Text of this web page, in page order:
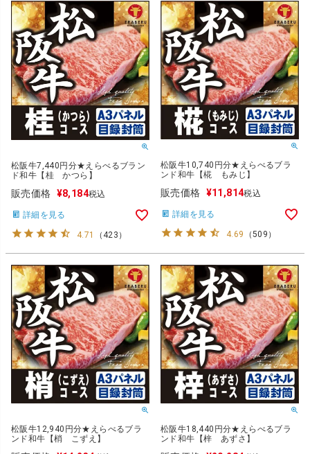
松阪牛7,440円分★えらべるブラン
ド和牛【桂 かつら】
販売価格 ¥8,184税込
詳細を見る
4.71 （ 423 ）
松阪牛10,740円分★えらべるブラ
ンド和牛【椛 もみじ】
販売価格 ¥11,814税込
詳細を見る
4.69 （509 ）
松阪牛12,940円分★えらべるブラ
ンド和牛【梢 こずえ】
松阪牛18,440円分★えらべるブラ
ンド和牛【梓 あずさ】